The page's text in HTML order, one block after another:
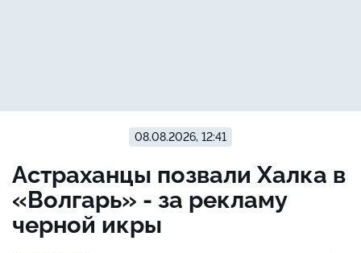
08.08.2026, 12:41
Астраханцы позвали Халка в
«Волгарь» - за рекламу
черной икры